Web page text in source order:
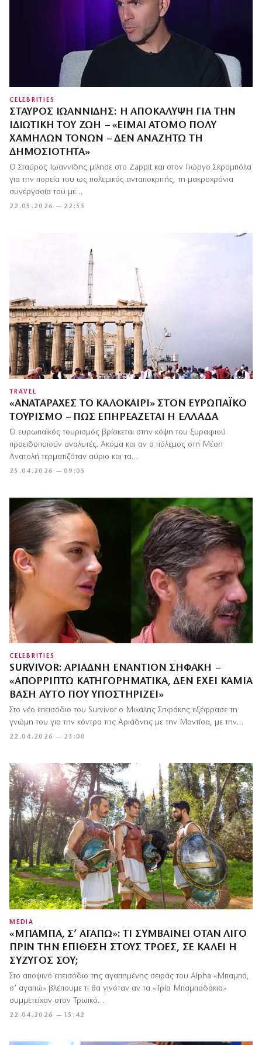
CELEBRITIES
ΣΤΑΎΡΟΣ ΙΩΑΝΝΊΔΗΣ: Η ΑΠΟΚΆΛΥΨΗ ΓΙΑ ΤΗΝ
ΙΔΙΩΤΙΚΉ ΤΟΥ ΖΩΉ – «ΕΊΜΑΙ ΆΤΟΜΟ ΠΟΛΎ
ΧΑΜΗΛΏΝ ΤΌΝΩΝ – ΔΕΝ ΑΝΑΖΗΤΏ ΤΗ
ΔΗΜΟΣΙΌΤΗΤΑ»
22.05.2026 — 22:55
Ο Σταύρος Ιωαννίδης μίλησε στο Zappit και στον Γιώργο Σκρομπόλα
για την πορεία του ως πολεμικός ανταποκριτής, τη μακροχρόνια
συνεργασία του με…
TRAVEL
«ΑΝΑΤΑΡΑΧΈΣ ΤΟ ΚΑΛΟΚΑΊΡΙ» ΣΤΟΝ ΕΥΡΩΠΑΪΚΌ
ΤΟΥΡΙΣΜΌ – ΠΏΣ ΕΠΗΡΕΆΖΕΤΑΙ Η ΕΛΛΆΔΑ
25.04.2026 — 09:05
Ο ευρωπαϊκός τουρισμός βρίσκεται στην κόψη του ξυραφιού
προειδοποιούν αναλυτές. Ακόμα και αν ο πόλεμος στη Μέση
Ανατολή τερματιζόταν αύριο και τα…
CELEBRITIES
SURVIVOR: ΑΡΙΆΔΝΗ ΕΝΑΝΤΊΟΝ ΣΗΦΆΚΗ –
«ΑΠΟΡΡΊΠΤΩ ΚΑΤΗΓΟΡΗΜΑΤΙΚΆ, ΔΕΝ ΈΧΕΙ ΚΑΜΊΑ
ΒΆΣΗ ΑΥΤΌ ΠΟΥ ΥΠΟΣΤΗΡΊΖΕΙ»
22.04.2026 — 23:00
Στο νέο επεισόδιο του Survivor ο Μιχάλης Σηφάκης εξέφρασε τη
γνώμη του για την κόντρα της Αριάδνης με την Μαντίσα, με την…
MEDIA
«ΜΠΑΜΠΆ, Σ’ ΑΓΑΠΏ»: ΤΙ ΣΥΜΒΑΊΝΕΙ ΌΤΑΝ ΛΊΓΟ
ΠΡΙΝ ΤΗΝ ΕΠΊΘΕΣΗ ΣΤΟΥΣ ΤΡΏΕΣ, ΣΕ ΚΑΛΕΊ Η
ΣΎΖΥΓΌΣ ΣΟΥ;
22.04.2026 — 15:42
Στο αποψινό επεισόδιο της αγαπημένης σειράς του Alpha «Μπαμπά,
σ’ αγαπώ» βλέπουμε τι θα γινόταν αν τα «Τρία Μπαμπαδάκια»
συμμετείχαν στον Τρωικό…